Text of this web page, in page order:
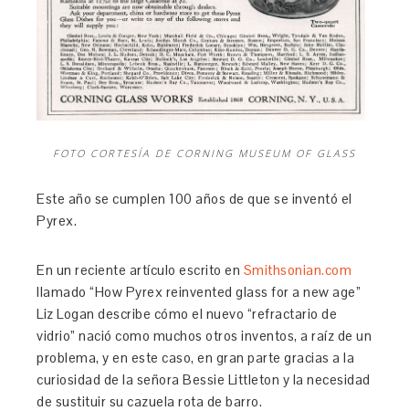
FOTO CORTESÍA DE CORNING MUSEUM OF GLASS
Este año se cumplen 100 años de que se inventó el
Pyrex.
En un reciente artículo escrito en Smithsonian.com
llamado “How Pyrex reinvented glass for a new age”
Liz Logan describe cómo el nuevo “refractario de
vidrio” nació como muchos otros inventos, a raíz de un
problema, y en este caso, en gran parte gracias a la
curiosidad de la señora Bessie Littleton y la necesidad
de sustituir su cazuela rota de barro.